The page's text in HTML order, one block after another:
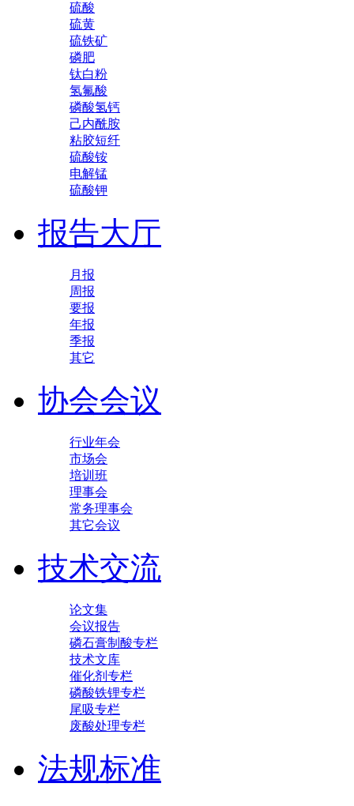
硫酸
硫黄
硫铁矿
磷肥
钛白粉
氢氟酸
磷酸氢钙
己内酰胺
粘胶短纤
硫酸铵
电解锰
硫酸钾
报告大厅
月报
周报
要报
年报
季报
其它
协会会议
行业年会
市场会
培训班
理事会
常务理事会
其它会议
技术交流
论文集
会议报告
磷石膏制酸专栏
技术文库
催化剂专栏
磷酸铁锂专栏
尾吸专栏
废酸处理专栏
法规标准